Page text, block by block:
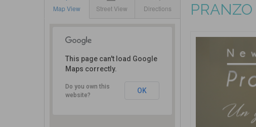
Map View Street View Directions
Via Oliere e
Saponiere
Molfetta BA
This page can't load Google
Maps correctly.
Do you own this
website?
OK